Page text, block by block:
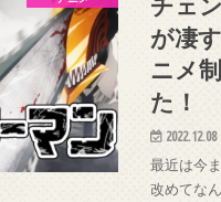
が凄
ニメ
た！
2022.12.08
最近は今
改めてな